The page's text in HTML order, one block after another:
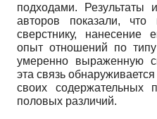
подходами. Результаты
авторов показали, что
сверстнику, нанесение
опыт отношений по
умеренно выраженную
эта связь
своих содержательных
половых различий.